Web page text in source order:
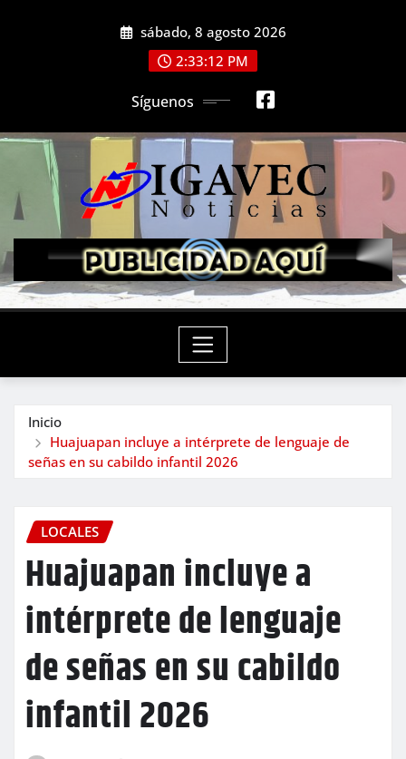
sábado, 8 agosto 2026
2:33:14 PM
Síguenos
Inicio
Huajuapan incluye a intérprete de lenguaje de
señas en su cabildo infantil 2026
LOCALES
Huajuapan incluye a
intérprete de lenguaje
de señas en su cabildo
infantil 2026